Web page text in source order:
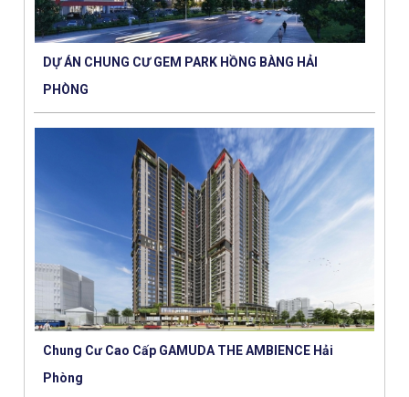
DỰ ÁN CHUNG CƯ GEM PARK HỒNG BÀNG HẢI
PHÒNG
Chung Cư Cao Cấp GAMUDA THE AMBIENCE Hải
Phòng